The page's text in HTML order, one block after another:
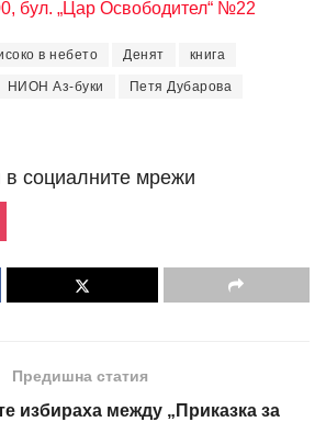
бул. „Цар Освободител“ №22
в небето Денят книга
НИОН Аз-буки Петя Дубарова
социалните мрежи
Предишна статия
избираха между „Приказка за